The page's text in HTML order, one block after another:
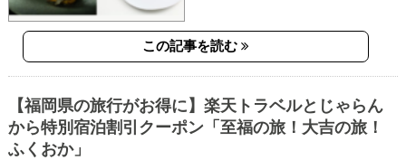
この記事を読む
【福岡県の旅行がお得に】楽天トラベルとじゃらん
から特別宿泊割引クーポン「至福の旅！大吉の旅！
ふくおか」